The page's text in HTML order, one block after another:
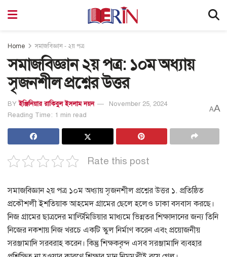
Home সমাজবিজ্ঞান - ২য় পত্র
সমাজবিজ্ঞান ২য় পত্র: ১০ম অধ্যায়
সৃজনশীল প্রশ্নের উত্তর
BY ইঞ্জিনিয়ার রাকিবুল ইসলাম নয়ন
November 25, 2024
Reading Time: 1 min read
AA
Rate this post
সমাজবিজ্ঞান ২য় পত্র ১০ম অধ্যায় সৃজনশীল প্রশ্নের উত্তর ১. প্রতিষ্ঠিত
প্রকৌশলী ইশতিয়াক আহমেদ গ্রামের ছেলে হলেও ঢাকা বসবাস করছে।
নিজ গ্রামের ছাত্রদের মাল্টিমিডিয়ার মাধ্যমে ভিন্নতর শিক্ষাদানের জন্য তিনি
নিজের নকশায় নিজ খরচে একটি স্কুল নির্মাণ করেন এবং প্রয়োজনীয়
সরঞ্জামাদি সরবরাহ করেন। কিন্তু শিক্ষকবৃন্দ এসব সরঞ্জামাদি ব্যবহার